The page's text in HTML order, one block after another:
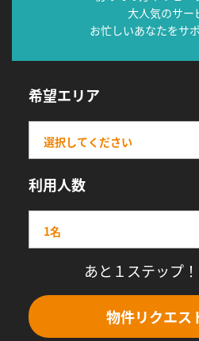
大人気のサー
お忙しいあなたをサ
希望エリア
利用人数
あと１ステップ
物件リクエス